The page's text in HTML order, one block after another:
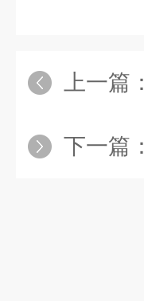
上一篇：
下一篇：